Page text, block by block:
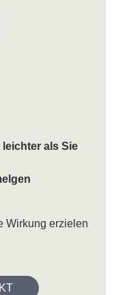
als Sie
Wirkung erzielen